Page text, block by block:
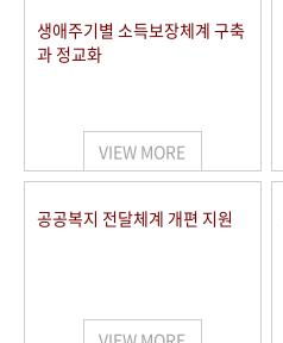
생애주기별 소득보장체계 구축
과 정교화
VIEW MORE
공공복지 전달체계 개편 지원